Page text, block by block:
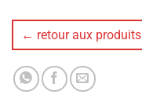
← retour aux produits